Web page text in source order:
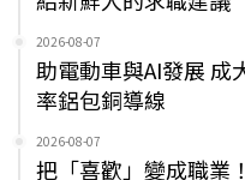
2026-08-07
助電動車與AI發展 成
率鋁包銅導線
2026-08-07
把「喜歡」變成職業